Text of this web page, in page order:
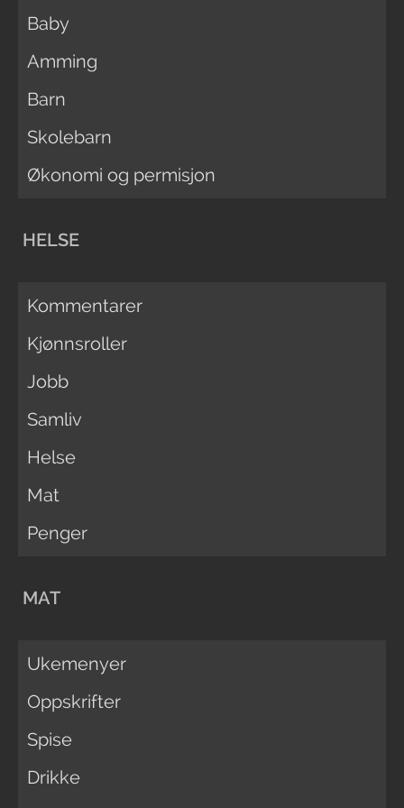
Baby
Amming
Barn
Skolebarn
Økonomi og permisjon
HELSE
Kommentarer
Kjønnsroller
Jobb
Samliv
Helse
Mat
Penger
MAT
Ukemenyer
Oppskrifter
Spise
Drikke